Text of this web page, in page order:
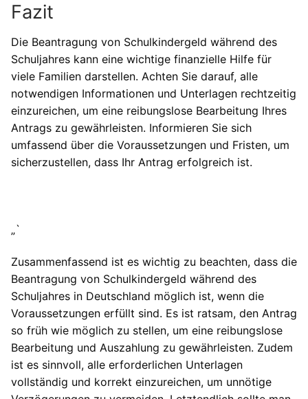
Fazit
Die Beantragung von Schulkindergeld während des
Schuljahres kann eine wichtige finanzielle Hilfe für
viele Familien darstellen. Achten Sie darauf, alle
notwendigen Informationen und Unterlagen rechtzeitig
einzureichen, um eine reibungslose Bearbeitung Ihres
Antrags zu gewährleisten. Informieren Sie sich
umfassend über die Voraussetzungen und Fristen, um
sicherzustellen, dass Ihr Antrag erfolgreich ist.
„`
Zusammenfassend ist es wichtig zu beachten, dass die
Beantragung von Schulkindergeld während des
Schuljahres in Deutschland möglich ist, wenn die
Voraussetzungen erfüllt sind. Es ist ratsam, den Antrag
so früh wie möglich zu stellen, um eine reibungslose
Bearbeitung und Auszahlung zu gewährleisten. Zudem
ist es sinnvoll, alle erforderlichen Unterlagen
vollständig und korrekt einzureichen, um unnötige